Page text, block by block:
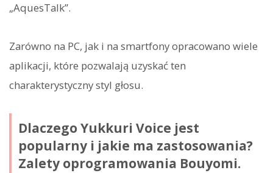
„AquesTalk”.
Zarówno na PC, jak i na smartfony opracowano wiele
aplikacji, które pozwalają uzyskać ten
charakterystyczny styl głosu.
Dlaczego Yukkuri Voice jest
popularny i jakie ma zastosowania?
Zalety oprogramowania Bouyomi.